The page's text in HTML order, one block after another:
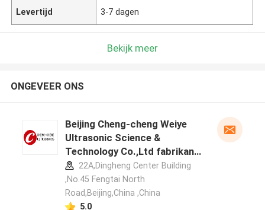
Levertijd 3-7 dagen
Bekijk meer
ONGEVEER ONS
Beijing Cheng-cheng Weiye
Ultrasonic Science &
Technology Co.,Ltd fabrikant
profiel22A,Dingheng Center Building
,No.45 Fengtai North
Road,Beijing,China ,China
5.0